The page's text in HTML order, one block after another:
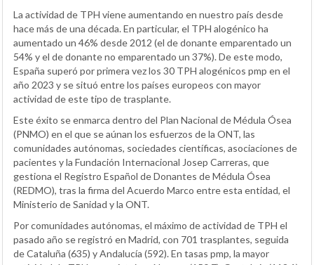
La actividad de TPH viene aumentando en nuestro país desde
hace más de una década. En particular, el TPH alogénico ha
aumentado un 46% desde 2012 (el de donante emparentado un
54% y el de donante no emparentado un 37%). De este modo,
España superó por primera vez los 30 TPH alogénicos pmp en el
año 2023 y se situó entre los países europeos con mayor
actividad de este tipo de trasplante.
Este éxito se enmarca dentro del Plan Nacional de Médula Ósea
(PNMO) en el que se aúnan los esfuerzos de la ONT, las
comunidades autónomas, sociedades científicas, asociaciones de
pacientes y la Fundación Internacional Josep Carreras, que
gestiona el Registro Español de Donantes de Médula Ósea
(REDMO), tras la firma del Acuerdo Marco entre esta entidad, el
Ministerio de Sanidad y la ONT.
Por comunidades autónomas, el máximo de actividad de TPH el
pasado año se registró en Madrid, con 701 trasplantes, seguida
de Cataluña (635) y Andalucía (592). En tasas pmp, la mayor